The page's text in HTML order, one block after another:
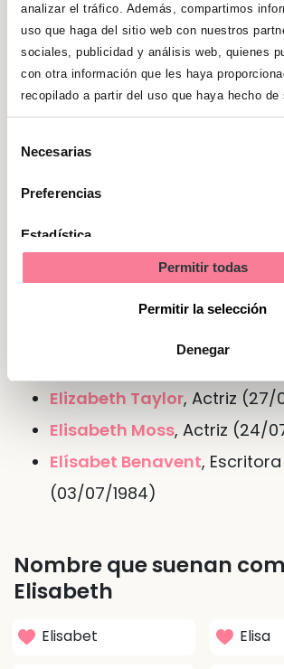
analizar el tráfico. Además, compartimos
uso que haga del sitio web con nuestros
sociales, publicidad y análisis web, quienes
con otra información que les haya
recopilado a partir del uso que haya hecho
Necesarias
Preferencias
Estadística
Permitir todas
Permitir la selección
Denegar
rodeadas de su familia y sus
incluso de gente que no son de
cercano, ya que una de sus
principales es que son muy
lenguas o idiomas
Enfrancés
Personajes famosos del
Elizabeth Taylor, Actriz (27/
Elisabeth Moss, Actriz (24/
Elísabet Benavent, Escritora
(03/07/1984)
Nombre que suenan
Elisabeth
Elisabet Elisa